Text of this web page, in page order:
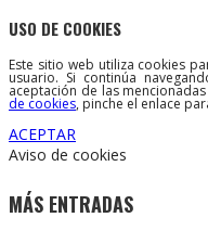
USO DE COOKIES
Este sitio web utiliza cookies
usuario. Si continúa
aceptación de las
de cookies, pinche el enlace
ACEPTAR
Aviso de cookies
MÁS ENTRADAS